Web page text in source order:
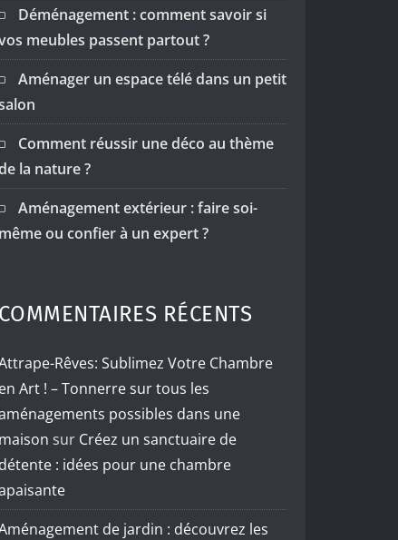
Déménagement : comment savoir si
meubles passent partout ?
Aménager un espace télé dans un petit
Comment réussir une déco au thème
la nature ?
Aménagement extérieur : faire soi-
même ou confier à un expert ?
COMMENTAIRES RÉCENTS
Rêves: Sublimez Votre Chambre
en Art ! – Tonnerre sur tous les
possibles dans une
maison sur Créez un sanctuaire de
détente : idées pour une chambre
de jardin : découvrez les